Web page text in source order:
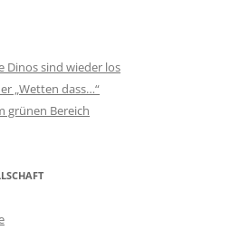
Dinos sind wieder los
„Wetten dass…“
grünen Bereich